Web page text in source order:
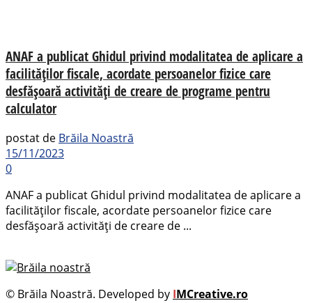
ANAF a publicat Ghidul privind modalitatea de aplicare a
facilităților fiscale, acordate persoanelor fizice care
desfășoară activități de creare de programe pentru
calculator
postat de Brăila Noastră
15/11/2023
0
ANAF a publicat Ghidul privind modalitatea de aplicare a
facilităților fiscale, acordate persoanelor fizice care
desfășoară activități de creare de ...
© Brăila Noastră. Developed by IMCreative.ro